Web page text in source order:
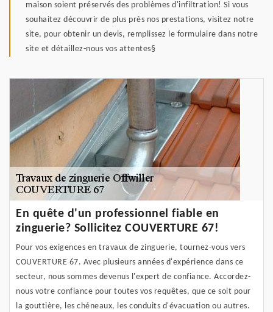
maison soient préservés des problèmes d'infiltration! Si vous
souhaitez découvrir de plus près nos prestations, visitez notre
site, pour obtenir un devis, remplissez le formulaire dans notre
site et détaillez-nous vos attentes§
En quête d'un professionnel fiable en
zinguerie? Sollicitez COUVERTURE 67!
Pour vos exigences en travaux de zinguerie, tournez-vous vers
COUVERTURE 67. Avec plusieurs années d'expérience dans ce
secteur, nous sommes devenus l'expert de confiance. Accordez-
nous votre confiance pour toutes vos requêtes, que ce soit pour
la gouttière, les chéneaux, les conduits d'évacuation ou autres.